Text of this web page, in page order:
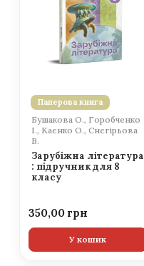
Паперова книга
Бушакова О., Горобченко
І., Каєнко О., Снєгірьова
В.
Зарубіжна література
: підручник для 8
класу
350,00
У кошик